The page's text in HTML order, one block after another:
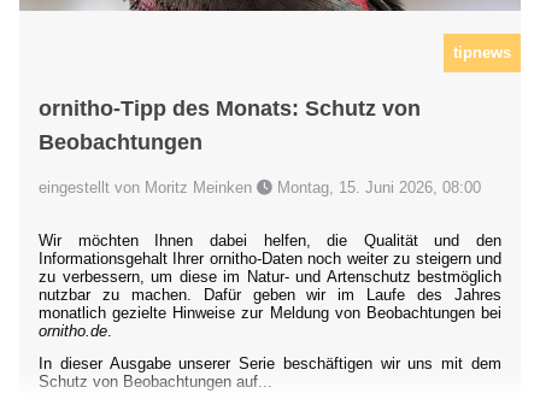
tipnews
ornitho-Tipp des Monats: Schutz von
Beobachtungen
eingestellt von Moritz Meinken Montag, 15. Juni 2026, 08:00
Wir möchten Ihnen dabei helfen, die Qualität und den
Informationsgehalt Ihrer ornitho-Daten noch weiter zu steigern und
zu verbessern, um diese im Natur- und Artenschutz bestmöglich
nutzbar zu machen. Dafür geben wir im Laufe des Jahres
monatlich gezielte Hinweise zur Meldung von Beobachtungen bei
ornitho.de
In dieser Ausgabe unserer Serie beschäftigen wir uns mit dem
Schutz von Beobachtungen auf...